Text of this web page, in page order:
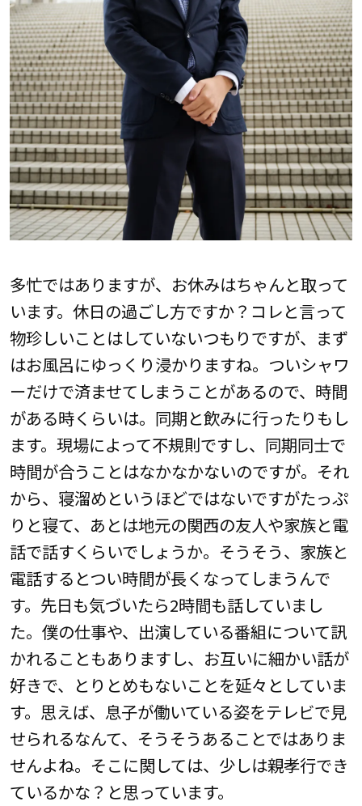
多忙ではありますが、お休みはちゃんと取って
います。休日の過ごし方ですか？コレと言って
物珍しいことはしていないつもりですが、まず
はお風呂にゆっくり浸かりますね。ついシャワ
ーだけで済ませてしまうことがあるので、時間
がある時くらいは。同期と飲みに行ったりもし
ます。現場によって不規則ですし、同期同士で
時間が合うことはなかなかないのですが。それ
から、寝溜めというほどではないですがたっぷ
りと寝て、あとは地元の関西の友人や家族と電
話で話すくらいでしょうか。そうそう、家族と
電話するとつい時間が長くなってしまうんで
す。先日も気づいたら2時間も話していまし
た。僕の仕事や、出演している番組について訊
かれることもありますし、お互いに細かい話が
好きで、とりとめもないことを延々としていま
す。思えば、息子が働いている姿をテレビで見
せられるなんて、そうそうあることではありま
せんよね。そこに関しては、少しは親孝行でき
ているかな？と思っています。